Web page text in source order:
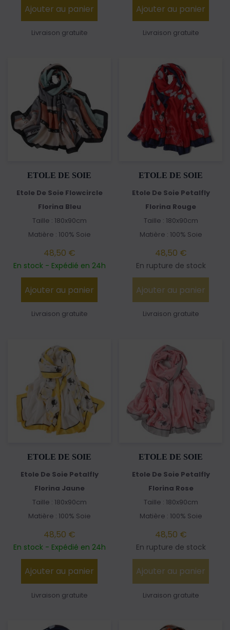
Ajouter au panier
Livraison gratuite
Ajouter au panier
Livraison gratuite
ETOLE DE SOIE
Etole De Soie Flowcircle
Florina Bleu
Taille : 180x90cm
Matière : 100% Soie
48,50 €
En stock - Expédié en 24h
Ajouter au panier
Livraison gratuite
ETOLE DE SOIE
Etole De Soie Petalfly
Florina Rouge
Taille : 180x90cm
Matière : 100% Soie
48,50 €
En rupture de stock
Ajouter au panier
Livraison gratuite
ETOLE DE SOIE
Etole De Soie Petalfly
Florina Jaune
Taille : 180x90cm
Matière : 100% Soie
48,50 €
En stock - Expédié en 24h
Ajouter au panier
Livraison gratuite
ETOLE DE SOIE
Etole De Soie Petalfly
Florina Rose
Taille : 180x90cm
Matière : 100% Soie
48,50 €
En rupture de stock
Ajouter au panier
Livraison gratuite